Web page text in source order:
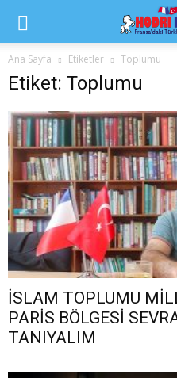
Ana Sayfa Etiketler Toplumu
Etiket: Toplumu
İSLAM TOPLUMU
PARİS BÖLGESİ
TANIYALIM